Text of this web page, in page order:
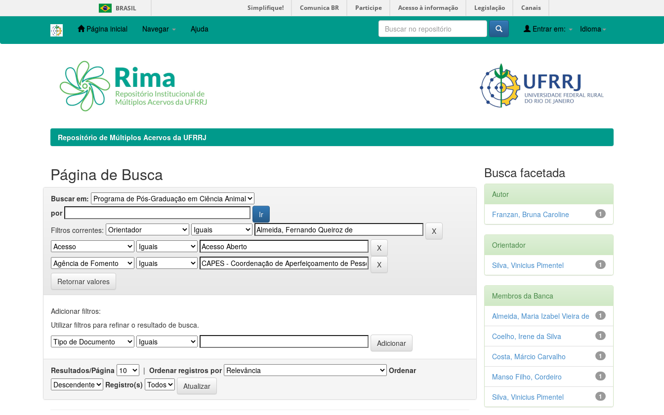
navigation
BRASIL Simplifique! Comunica BR Participe Acesso à informação Legislação Canais
Página inicial Navegar Ajuda Idioma
Entrar em:
Repositório de Múltiplos Acervos da UFRRJ
Página de Busca
Buscar em:
por
Filtros correntes:
Retornar valores
Adicionar filtros:
Utilizar filtros para refinar o resultado de busca.
Resultados/Página | Ordenar registros por
Ordenar
Registro(s)
Busca facetada
Autor
1
Franzan, Bruna Caroline
Orientador
1
Silva, Vinicius Pimentel
Membros da Banca
1
Almeida, Maria Izabel Vieira de
1
Coelho, Irene da Silva
1
Costa, Márcio Carvalho
1
Manso Filho, Cordeiro
1
Silva, Vinicius Pimentel